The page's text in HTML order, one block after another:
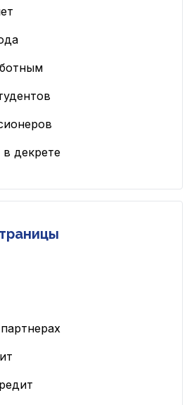
декрете